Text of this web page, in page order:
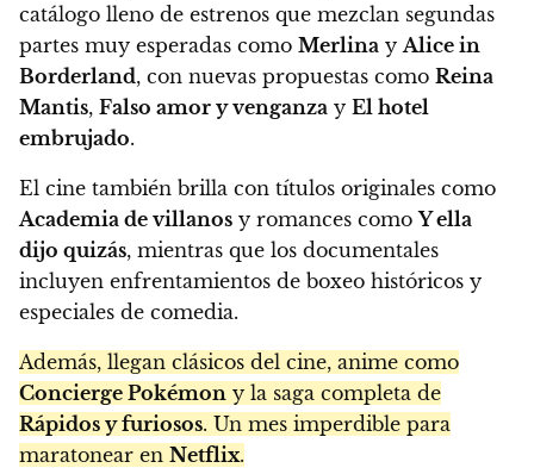
catálogo lleno de estrenos que mezclan segundas
partes muy esperadas como Merlina y Alice in
Borderland, con nuevas propuestas como Reina
Mantis, Falso amor y venganza y El hotel
embrujado.
El cine también brilla con títulos originales como
Academia de villanos y romances comoY ella
dijo quizás, mientras que los documentales
incluyen enfrentamientos de boxeo históricos y
especiales de comedia.
Además, llegan clásicos del cine, anime como
Concierge Pokémon y la saga completa de
Rápidos y furiosos. Un mes imperdible para
maratonear en Netflix.